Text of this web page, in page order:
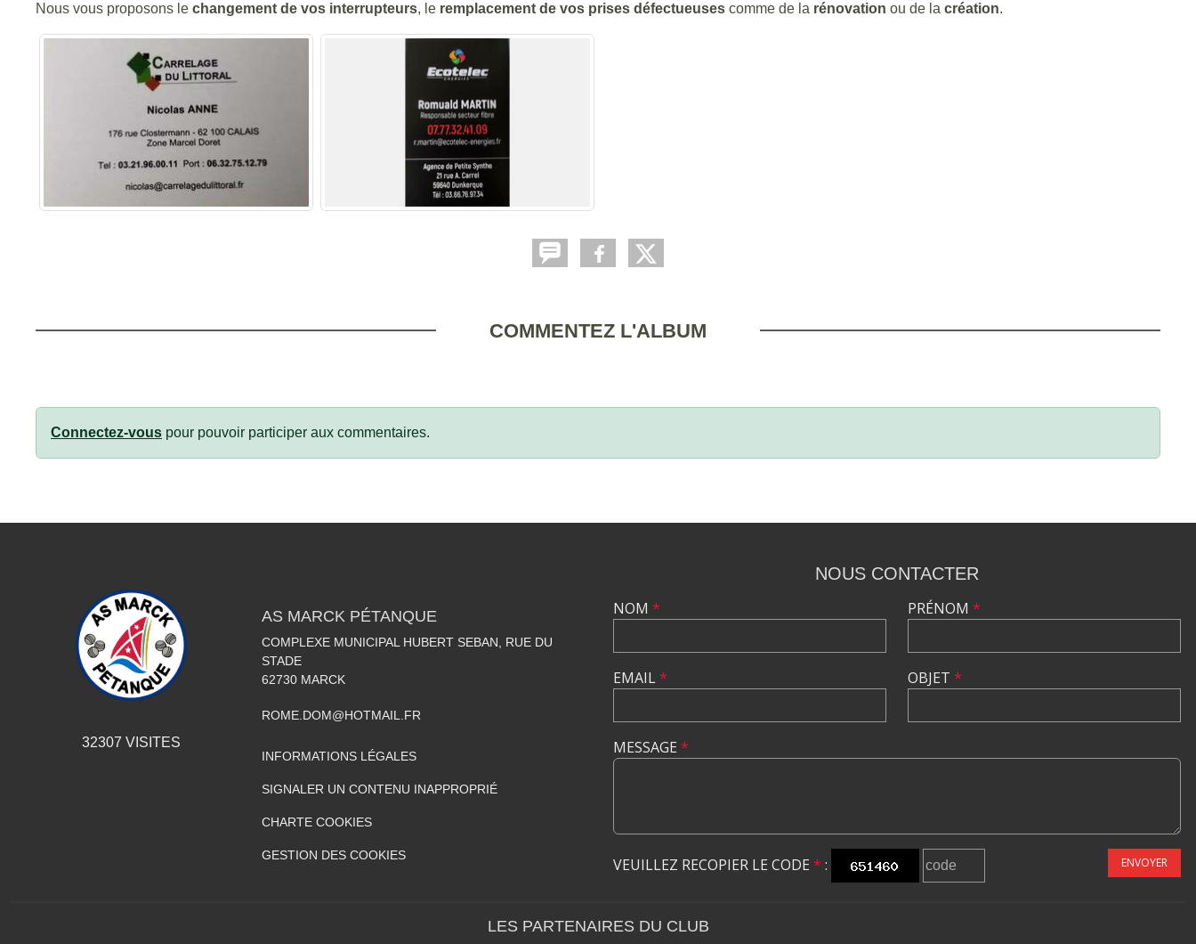
Nous vous proposons le changement de vos interrupteurs, le remplacement de vos prises défectueuses comme de la rénovation ou de la création.
COMMENTEZ L'ALBUM
Connectez-vous pour pouvoir participer aux commentaires.
32307 VISITES
AS MARCK PÉTANQUE
COMPLEXE MUNICIPAL HUBERT SEBAN, RUE DU
STADE
62730 MARCK
ROME.DOM@HOTMAIL.FR
INFORMATIONS LÉGALES
SIGNALER UN CONTENU INAPPROPRIÉ
CHARTE COOKIES
GESTION DES COOKIES
NOUS CONTACTER
NOM *
EMAIL*
PRÉNOM *
OBJET *
MESSAGE *
VEUILLEZ RECOPIER LE CODE * : ENVOYER
LES PARTENAIRES DU CLUB